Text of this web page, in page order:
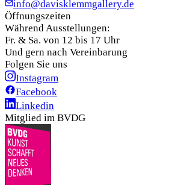
info@davisklemmgallery.de
Öffnungszeiten
Während Ausstellungen:
Fr. & Sa. von 12 bis 17 Uhr
Und gern nach Vereinbarung
Folgen Sie uns
Instagram
Facebook
Linkedin
Mitglied im BVDG